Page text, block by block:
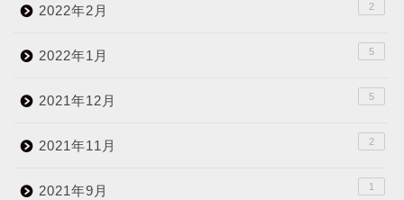
2022年2月 2
2022年1月 5
2021年12月 5
2021年11月 2
2021年9月 1